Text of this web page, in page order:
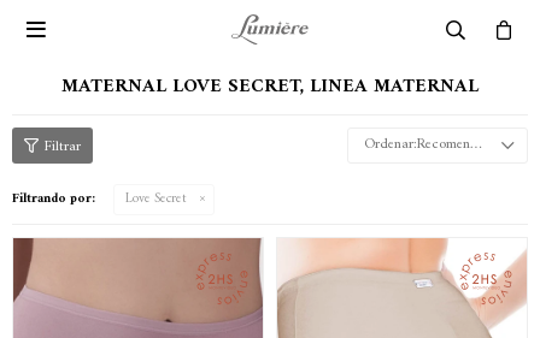

MATERNAL LOVE SECRET, LINEA MATERNAL
Recomendados
Filtrando por: Love Secret